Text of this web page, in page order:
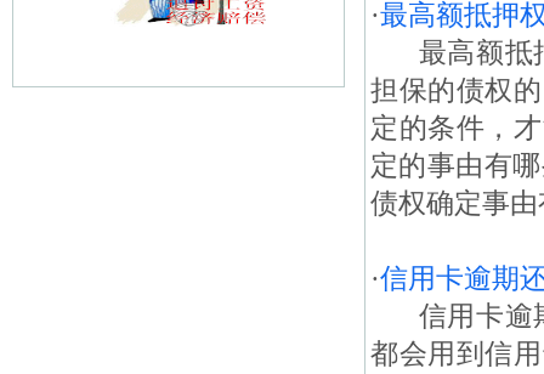
·最高额抵押
最高额抵
担保的债权
定的条件，
定的事由有
债权确定事
·信用卡逾期
信用卡逾
都会用到信